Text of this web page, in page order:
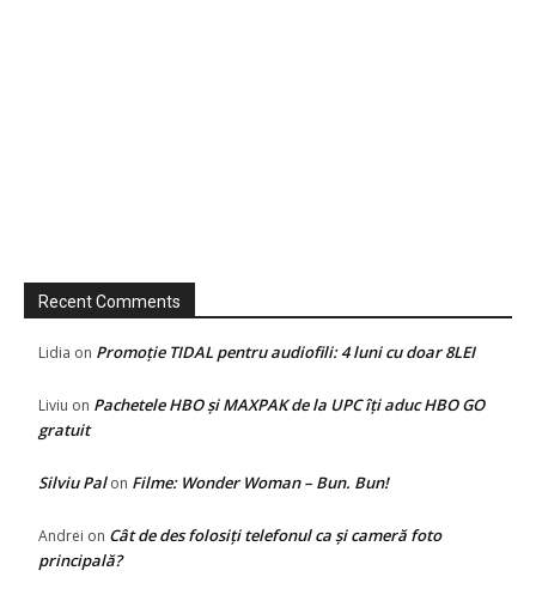
Recent Comments
Lidia on Promoție TIDAL pentru audiofili: 4 luni cu doar 8LEI
Liviu on Pachetele HBO și MAXPAK de la UPC îți aduc HBO GO
gratuit
Silviu Palon Filme: Wonder Woman – Bun. Bun!
Andrei on Cât de des folosiți telefonul ca și cameră foto
principală?